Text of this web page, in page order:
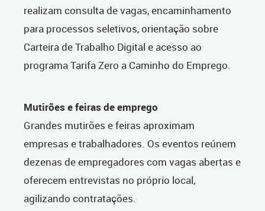
realizam consulta de vagas, encaminhamento
para processos seletivos, orientação sobre
Carteira de Trabalho Digital e acesso ao
programa Tarifa Zero a Caminho do Emprego.
Mutirões e feiras de emprego
Grandes mutirões e feiras aproximam
empresas e trabalhadores. Os eventos reúnem
dezenas de empregadores com vagas abertas e
oferecem entrevistas no próprio local,
agilizando contratações.